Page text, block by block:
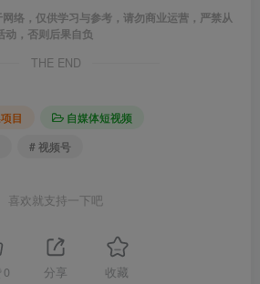
络，仅供学习与参考，请勿商业运营，严禁从
动，否则后果自负
THE END
目
自媒体短视频
# 视频号
喜欢就支持一下吧
0 分享 收藏